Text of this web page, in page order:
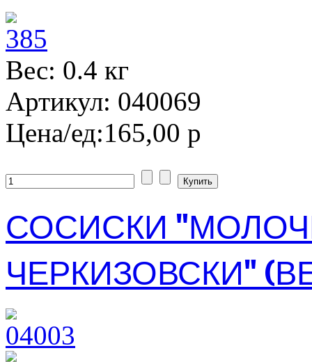
Вес: 0.4 кг
Артикул: 040069
Цена/ед:165,00 р
СОСИСКИ
ЧЕРКИЗОВСКИ"